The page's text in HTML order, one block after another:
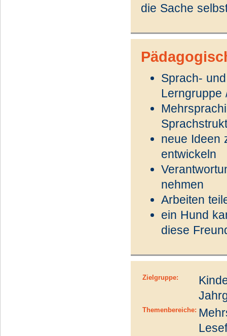
die Sache
Sprach-
Lerngruppe
neue Ideen
entwickeln
nehmen
Arbeiten
ein Hund
diese
Zielgruppe:
Themenbereiche: